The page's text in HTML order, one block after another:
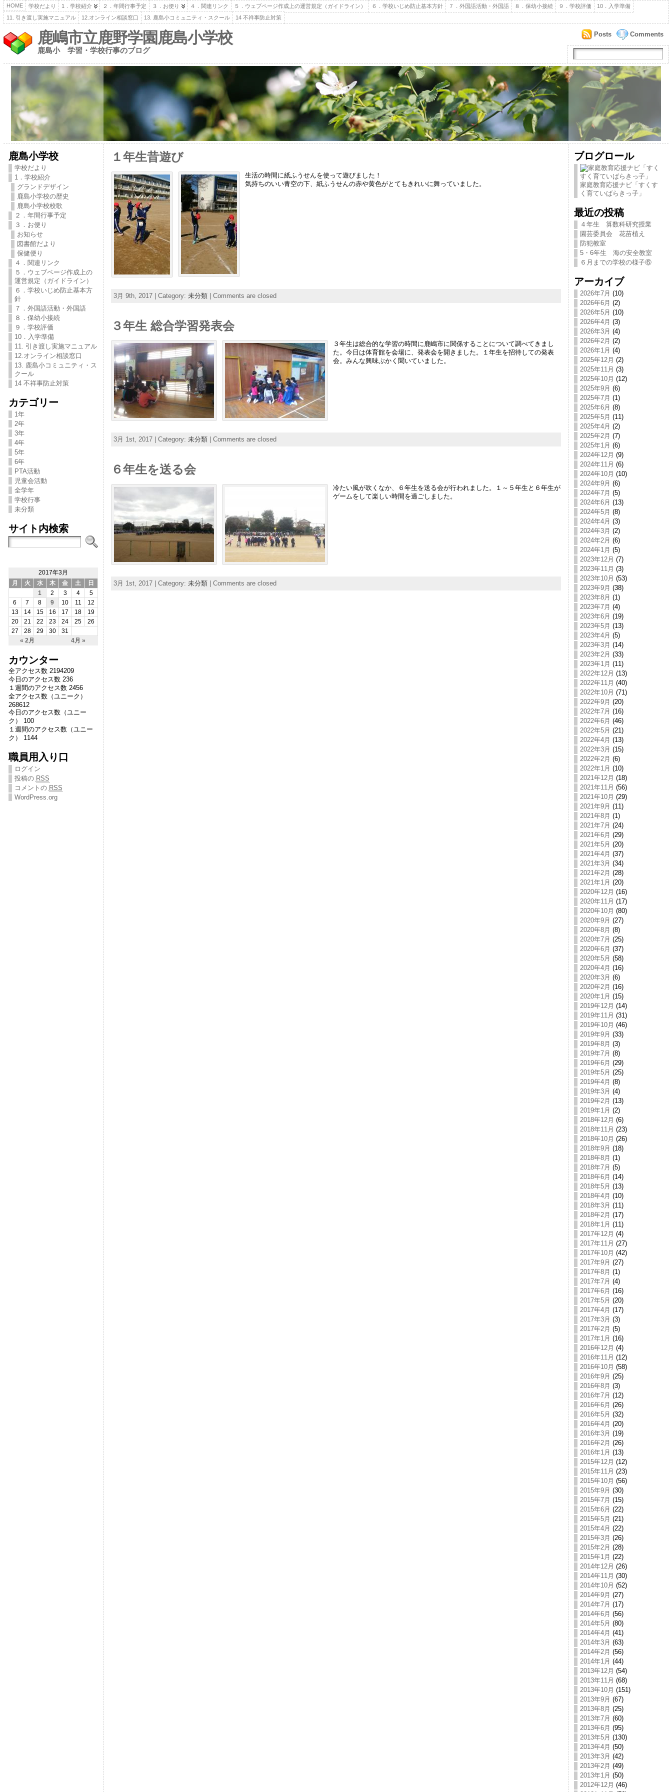
HOME 学校だより 1．学校紹介 ２．年間行事予定 ３．お便り ４．関連リンク ５．ウェブページ作成上の運営規定（ガイドライン） ６．学校いじめ防止基本方針 ７．外国語活動・外国語 ８．保幼小接続 ９．学校評価
10．入学準備
11. 引き渡し実施マニュアル
12.オンライン相談窓口 13. 鹿島小コミュニティ・スクール 14 不祥事防止対策
鹿嶋市立鹿野学園鹿島小学校
鹿島小 学習・学校行事のブログ
Comments
Posts
鹿島小学校
学校だより
1．学校紹介
グランドデザイン
鹿島小学校の歴史
鹿島小学校校歌
２．年間行事予定
３．お便り
お知らせ
図書館だより
保健便り
４．関連リンク
５．ウェブページ作成上の
運営規定（ガイドライン）
６．学校いじめ防止基本方
針
７．外国語活動・外国語
８．保幼小接続
９．学校評価
10．入学準備
11. 引き渡し実施マニュアル
12.オンライン相談窓口
13. 鹿島小コミュニティ・ス
クール
14 不祥事防止対策
カテゴリー
1年
2年
3年
4年
5年
6年
PTA活動
児童会活動
全学年
学校行事
未分類
サイト内検索
2017年3月
月
火 水 木 金 土 日
« 2月 4月 »
1 2 3 4
5
6
7 8 9 10 11
12
13
14 15 16 17 18
19
20
21 22 23 24 25
26
27
28 29 30 31
カウンター
全アクセス数 2194209
今日のアクセス数 236
１週間のアクセス数 2456
全アクセス数（ユニーク）
268612
今日のアクセス数（ユニー
ク） 100
１週間のアクセス数（ユニー
ク） 1144
職員用入り口
ログイン
投稿の RSS
コメントの RSS
WordPress.org
１年生昔遊び
生活の時間に紙ふうせんを使って遊びました！
気持ちのいい青空の下、紙ふうせんの赤や黄色がとてもきれいに舞っていました。
3月 9th, 2017 | Category: 未分類| Comments are closed
３年生 総合学習発表会
３年生は総合的な学習の時間に鹿嶋市に関係することについて調べてきまし
た。今日は体育館を会場に、発表会を開きました。１年生を招待しての発表
会。みんな興味ぶかく聞いていました。
3月 1st, 2017 | Category: 未分類| Comments are closed
６年生を送る会
冷たい風が吹くなか、６年生を送る会が行われました。１～５年生と６年生が
ゲームをして楽しい時間を過ごしました。
3月 1st, 2017 | Category: 未分類| Comments are closed
ブログロール
家庭教育応援ナビ「すくす
く育ていばらきっ子」
最近の投稿
４年生 算数科研究授業
園芸委員会 花苗植え
防犯教室
5・6年生 海の安全教室
６月までの学校の様子⑥
アーカイブ
2026年7月 (10)
2026年6月 (2)
2026年5月 (10)
2026年4月 (3)
2026年3月 (4)
2026年2月 (2)
2026年1月 (4)
2025年12月 (2)
2025年11月 (3)
2025年10月 (12)
2025年9月 (6)
2025年7月 (1)
2025年6月 (8)
2025年5月 (11)
2025年4月 (2)
2025年2月 (7)
2025年1月 (6)
2024年12月 (9)
2024年11月 (6)
2024年10月 (10)
2024年9月 (6)
2024年7月 (5)
2024年6月 (13)
2024年5月 (8)
2024年4月 (3)
2024年3月 (2)
2024年2月 (6)
2024年1月 (5)
2023年12月 (7)
2023年11月 (3)
2023年10月 (53)
2023年9月 (38)
2023年8月 (1)
2023年7月 (4)
2023年6月 (19)
2023年5月 (13)
2023年4月 (5)
2023年3月 (14)
2023年2月 (33)
2023年1月 (11)
2022年12月 (13)
2022年11月 (40)
2022年10月 (71)
2022年9月 (20)
2022年7月 (16)
2022年6月 (46)
2022年5月 (21)
2022年4月 (13)
2022年3月 (15)
2022年2月 (6)
2022年1月 (10)
2021年12月 (18)
2021年11月 (56)
2021年10月 (29)
2021年9月 (11)
2021年8月 (1)
2021年7月 (24)
2021年6月 (29)
2021年5月 (20)
2021年4月 (37)
2021年3月 (34)
2021年2月 (28)
2021年1月 (20)
2020年12月 (16)
2020年11月 (17)
2020年10月 (80)
2020年9月 (27)
2020年8月 (8)
2020年7月 (25)
2020年6月 (37)
2020年5月 (58)
2020年4月 (16)
2020年3月 (6)
2020年2月 (16)
2020年1月 (15)
2019年12月 (14)
2019年11月 (31)
2019年10月 (46)
2019年9月 (33)
2019年8月 (3)
2019年7月 (8)
2019年6月 (29)
2019年5月 (25)
2019年4月 (8)
2019年3月 (4)
2019年2月 (13)
2019年1月 (2)
2018年12月 (6)
2018年11月 (23)
2018年10月 (26)
2018年9月 (18)
2018年8月 (1)
2018年7月 (5)
2018年6月 (14)
2018年5月 (13)
2018年4月 (10)
2018年3月 (11)
2018年2月 (17)
2018年1月 (11)
2017年12月 (4)
2017年11月 (27)
2017年10月 (42)
2017年9月 (27)
2017年8月 (1)
2017年7月 (4)
2017年6月 (16)
2017年5月 (20)
2017年4月 (17)
2017年3月 (3)
2017年2月 (5)
2017年1月 (16)
2016年12月 (4)
2016年11月 (12)
2016年10月 (58)
2016年9月 (25)
2016年8月 (3)
2016年7月 (12)
2016年6月 (26)
2016年5月 (32)
2016年4月 (20)
2016年3月 (19)
2016年2月 (26)
2016年1月 (13)
2015年12月 (12)
2015年11月 (23)
2015年10月 (56)
2015年9月 (30)
2015年7月 (15)
2015年6月 (22)
2015年5月 (21)
2015年4月 (22)
2015年3月 (26)
2015年2月 (28)
2015年1月 (22)
2014年12月 (26)
2014年11月 (30)
2014年10月 (52)
2014年9月 (27)
2014年7月 (17)
2014年6月 (56)
2014年5月 (80)
2014年4月 (41)
2014年3月 (63)
2014年2月 (56)
2014年1月 (44)
2013年12月 (54)
2013年11月 (68)
2013年10月 (151)
2013年9月 (67)
2013年8月 (25)
2013年7月 (60)
2013年6月 (95)
2013年5月 (130)
2013年4月 (50)
2013年3月 (42)
2013年2月 (49)
2013年1月 (50)
2012年12月 (46)